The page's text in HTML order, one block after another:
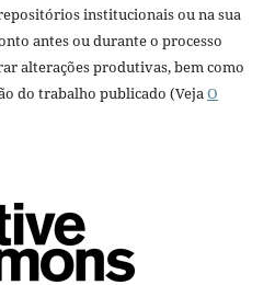
institucionais ou na sua
antes ou durante o processo
alterações produtivas, bem como
do trabalho publicado (VejaO